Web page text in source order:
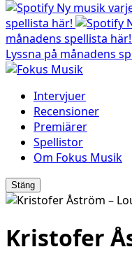
Ny musik
spellista här!
månadens spellista här!
Lyssna på månadens
Intervjuer
Recensioner
Premiärer
Spellistor
Om Fokus Musik
Stäng
Kristofer